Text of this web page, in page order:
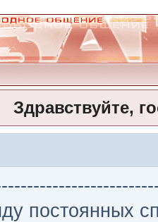
Здравствуйте,
постоянных